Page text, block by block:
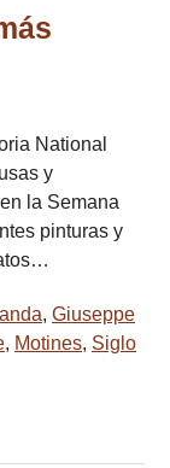
National
y
la Semana
pinturas y
, Giuseppe
, Motines, Siglo